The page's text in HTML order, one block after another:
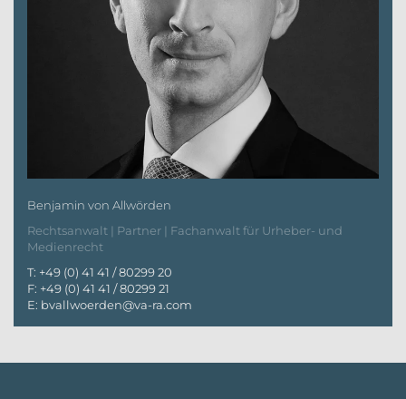
Benjamin von Allwörden
Rechtsanwalt | Partner | Fachanwalt für Urheber- und
Medienrecht
T: +49 (0) 41 41 / 80299 20
F: +49 (0) 41 41 / 80299 21
E: bvallwoerden@va-ra.com